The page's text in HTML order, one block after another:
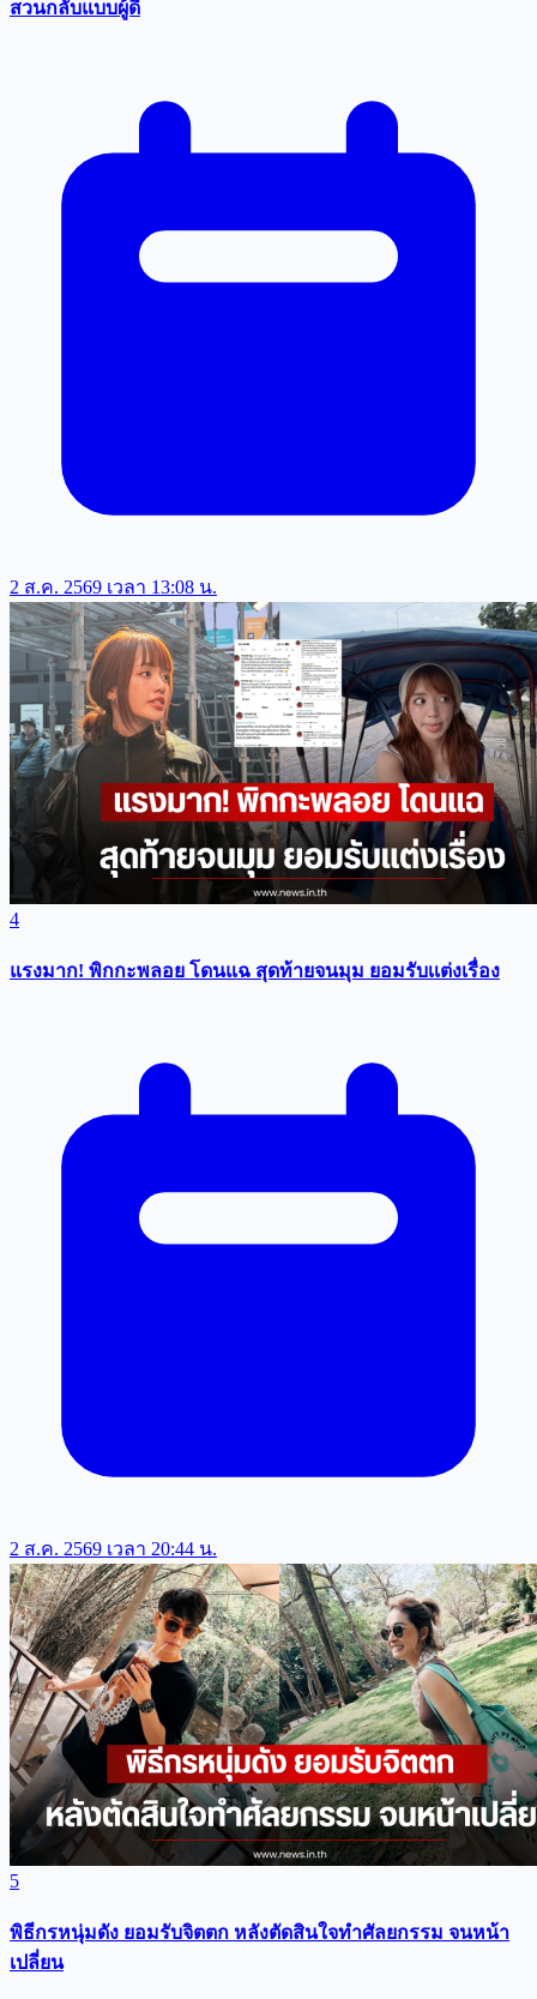
สวนกลับแบบผู้ดี
2 ส.ค. 2569 เวลา 13:08 น.
4
แรงมาก! พิกกะพลอย โดนแฉ สุดท้ายจนมุม ยอมรับเเต่งเรื่อง
2 ส.ค. 2569 เวลา 20:44 น.
5
พิธีกรหนุ่มดัง ยอมรับจิตตก หลังตัดสินใจทำศัลยกรรม จนหน้า
เปลี่ยน